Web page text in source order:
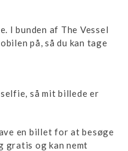
I bunden af The Vessel
på, så du kan tage
så mit billede er
en billet for at besøge
gratis og kan nemt